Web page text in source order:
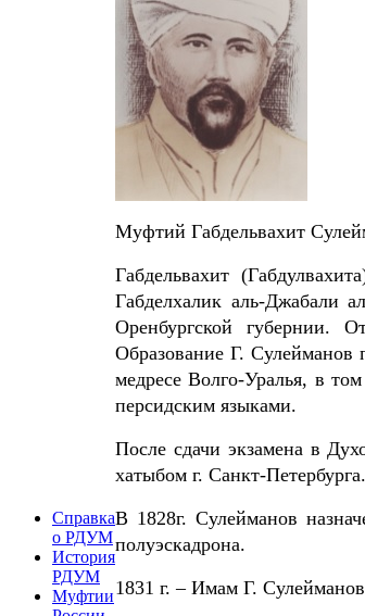
Справка
о РДУМ
История
РДУМ
Муфтии
Муфтий Габдельвахит
Габдельвахит
Габделхалик аль-Джабали
Оренбургской губернии.
Образование Г. Сулейманов
медресе Волго-Уралья, в
персидским языками.
После сдачи экзамена в
хатыбом г. Санкт-Петербурга.
В 1828г. Сулейманов
полуэскадрона.
1831 г. – Имам Г. Сулейманов